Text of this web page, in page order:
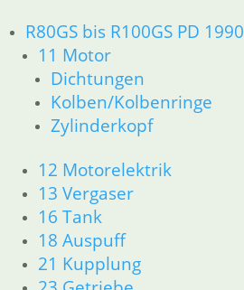
R80GS bis R100GS PD 1990
11 Motor
Dichtungen
Kolben/Kolbenringe
Zylinderkopf
12 Motorelektrik
13 Vergaser
16 Tank
18 Auspuff
21 Kupplung